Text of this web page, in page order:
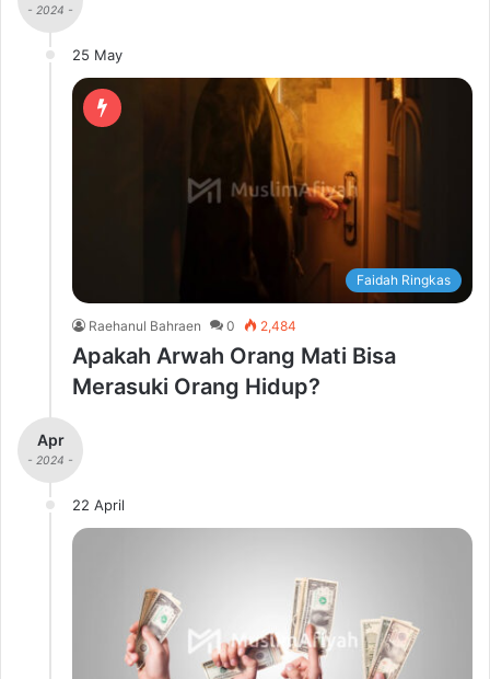
- 2024 -
25 May
Faidah Ringkas
Raehanul Bahraen 0 2,484
Apakah Arwah Orang Mati Bisa
Merasuki Orang Hidup?
Apr
- 2024 -
22 April